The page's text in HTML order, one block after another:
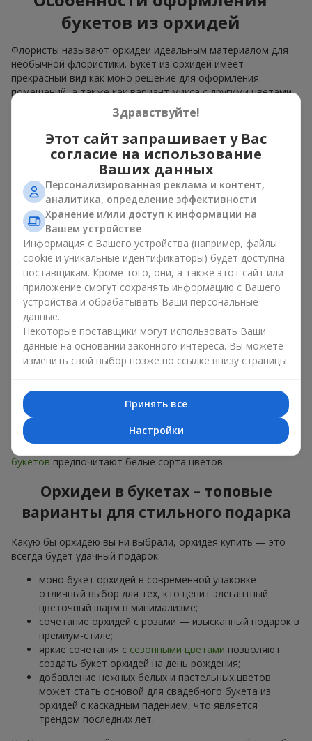
букетов из орхидей
Флористы называют орхидеи идеальным материалом для
необычной флористики. Букет из орхидей имеет
прекрасный вид как моно решение для оформления
помещений, а также как вариант микса с другими цветами,
который сохраняет свою выразительность в любом
Благодаря своей структуре орхидея позволяет создавать
композиции в классическом, минималистичном или
современном стиле. Букет из орхидей эффектно смотрится
как в камерных, так и в масштабных работах, а её
роскошные соцветия легко становятся центральным
элементом композиции. В зависимости от оформления и
сорта растений различается и цена на орхидеи. Учитывайте
это, прежде чем заказать букет из орхидей.
Кому дарят орхидеи?
Букет из орхидей универсален и может подойти любому. Их
дарятлюбимым женщинам
подруге,коллегеилибизнес-партнеру. Сегодня можно
орхидеи купить недорого, а значит, шанс сделать желанный
подарок становится еще больше.
особого события: юбилеев,
даже
бизнес-поздравлений.
Для романтики выбирают нежную экзотику — букет из
орхидей в розовых и фиолетовых тонах. Длясвадебных
букетов предпочитают белые сорта цветов.
Орхидеи в букетах – топовые
варианты для стильного подарка
Какую бы орхидею вы ни выбрали, орхидея купить — это
всегда будет удачный подарок:
моно букет орхидей в современной упаковке —
отличный выбор для тех, кто ценит элегантный
цветочный шарм в минимализме;
сочетание орхидей с розами — изысканный подарок в
премиум-стиле;
яркие сочетания с сезонными цветами позволяют
создать букет орхидей на день рождения;
добавление нежных белых и пастельных цветов
может стать основой для свадебного букета из
орхидей с каскадным падением, что является
трендом последних лет.
Здравствуйте!
Этот сайт запрашивает у Вас
согласие на использование
Ваших данных
Персонализированная реклама и контент,
аналитика, определение эффективности
Хранение и/или доступ к информации на
Вашем устройстве
Информация с Вашего устройства (например, файлы
cookie и уникальные идентификаторы) будет доступна
поставщикам. Кроме того, они, а также этот сайт или
приложение смогут сохранять информацию с Вашего
устройства и обрабатывать Ваши персональные
данные.
Некоторые поставщики могут использовать Ваши
данные на основании законного интереса. Вы можете
изменить свой выбор позже по ссылке внизу страницы.
Принять все
Настройки